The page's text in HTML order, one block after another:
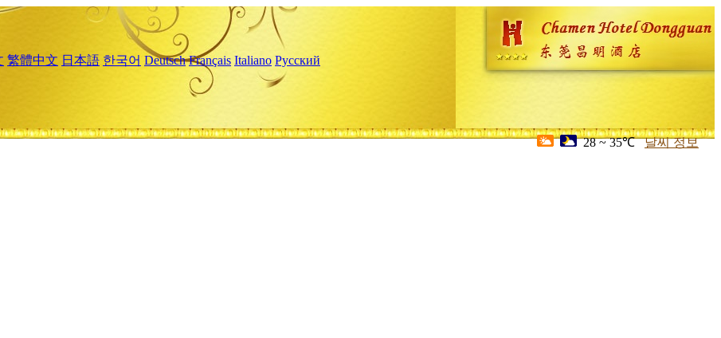
繁體中文 日本語 한국어 Deutsch Français Italiano Русский
28 ~ 35℃ 날씨 정보